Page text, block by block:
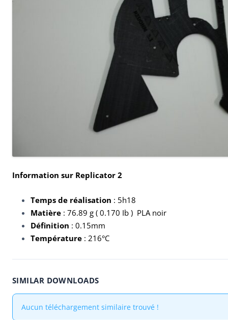
Information sur Replicator 2
Temps de réalisation : 5h18
Matière : 76.89 g ( 0.170 Ib ) PLA noir
Définition : 0.15mm
Température : 216°C
SIMILAR DOWNLOADS
Aucun téléchargement similaire trouvé !